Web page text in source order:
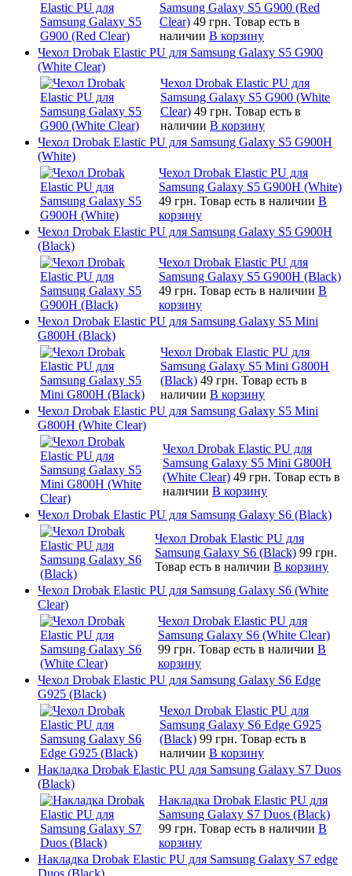
Samsung Galaxy S5 G900 (Red
Clear) 49 грн. Товар есть в
наличии В корзину
Чехол Drobak Elastic PU для Samsung Galaxy S5 G900
(White Clear)
Чехол Drobak Elastic PU для
Samsung Galaxy S5 G900 (White
Clear) 49 грн. Товар есть в
наличии В корзину
Чехол Drobak Elastic PU для Samsung Galaxy S5 G900H
(White)
Чехол Drobak Elastic PU для
Samsung Galaxy S5 G900H (White)
49 грн. Товар есть в наличии В
корзину
Чехол Drobak Elastic PU для Samsung Galaxy S5 G900H
(Black)
Чехол Drobak Elastic PU для
Samsung Galaxy S5 G900H (Black)
49 грн. Товар есть в наличии В
корзину
Чехол Drobak Elastic PU для Samsung Galaxy S5 Mini
G800H (Black)
Чехол Drobak Elastic PU для
Samsung Galaxy S5 Mini G800H
(Black) 49 грн. Товар есть в
наличии В корзину
Чехол Drobak Elastic PU для Samsung Galaxy S5 Mini
G800H (White Clear)
Чехол Drobak Elastic PU для
Samsung Galaxy S5 Mini G800H
(White Clear) 49 грн. Товар есть в
наличии В корзину
Чехол Drobak Elastic PU для Samsung Galaxy S6 (Black)
Чехол Drobak Elastic PU для
Samsung Galaxy S6 (Black) 99 грн.
Товар есть в наличии В корзину
Чехол Drobak Elastic PU для Samsung Galaxy S6 (White
Clear)
Чехол Drobak Elastic PU для
Samsung Galaxy S6 (White Clear)
99 грн. Товар есть в наличии В
корзину
Чехол Drobak Elastic PU для Samsung Galaxy S6 Edge
G925 (Black)
Чехол Drobak Elastic PU для
Samsung Galaxy S6 Edge G925
(Black) 99 грн. Товар есть в
наличии В корзину
Накладка Drobak Elastic PU для Samsung Galaxy S7 Duos
(Black)
Накладка Drobak Elastic PU для
Samsung Galaxy S7 Duos (Black)
99 грн. Товар есть в наличии В
корзину
Накладка Drobak Elastic PU для Samsung Galaxy S7 edge
Duos (Black)